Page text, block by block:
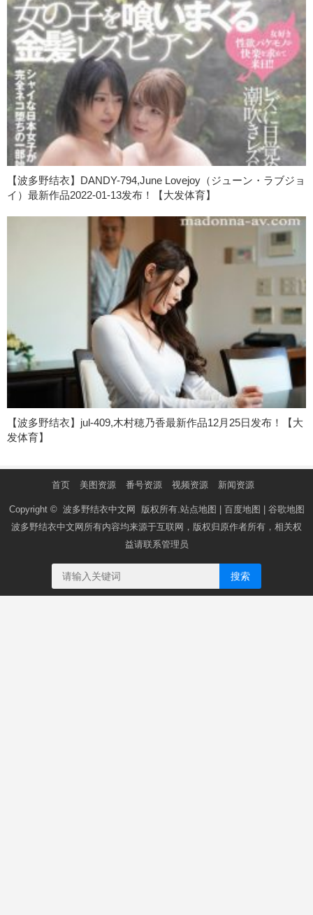
【波多野结衣】DANDY-794,June Lovejoy（ジューン・ラブジョ
イ）最新作品2022-01-13发布！【大发体育】
【波多野结衣】jul-409,木村穂乃香最新作品12月25日发布！【大
发体育】
首页 美图资源 番号资源 视频资源 新闻资源
Copyright © 波多野结衣中文网 版权所有.站点地图 百度地图
谷歌地图
波多野结衣中文网 所有内容均来源于互联网，版权归原作者所有，相关权
益请联系管理员
搜索